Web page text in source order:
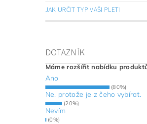
JAK URČIT TYP VAŠI PLETI
DOTAZNÍK
Máme rozšířit nabídku
Ano
(80%)
Ne, protože je z čeho vybírat.
(20%)
Nevím
(0%)